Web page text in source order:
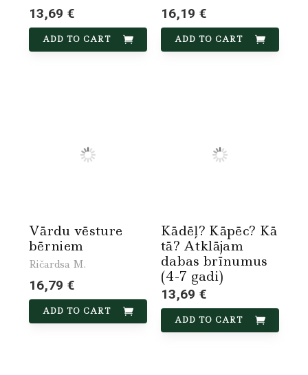
13,69 €
ADD TO CART
16,19 €
ADD TO CART
Vārdu vēsture
bērniem
Ričardsa M.
16,79 €
ADD TO CART
Kādēļ? Kāpēc? Kā
tā? Atklājam
dabas brīnumus
(4-7 gadi)
13,69 €
ADD TO CART